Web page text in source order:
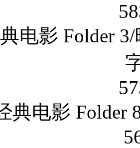
电影 Folder
典电影 Folder